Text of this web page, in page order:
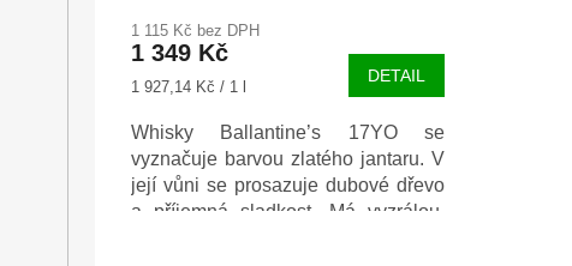
1 115 Kč bez DPH
1 349 Kč
Měrná
1 927,14 Kč / 1 l
DETAIL
Whisky Ballantine’s 17YO se
vyznačuje barvou zlatého jantaru. V
její vůni se prosazuje dubové dřevo
a příjemná sladkost. Má vyzrálou,